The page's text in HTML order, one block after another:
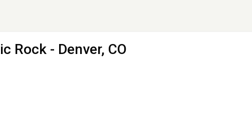
Rock - Denver, CO